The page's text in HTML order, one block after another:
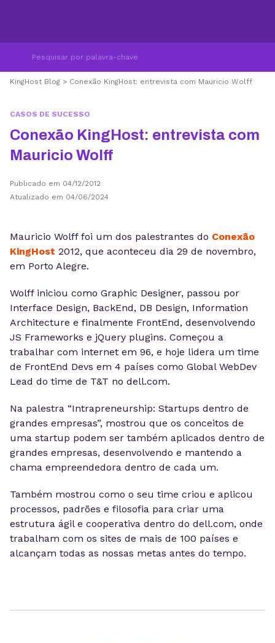
KingHost Blog > Conexão KingHost: entrevista com Mauricio Wolff
CASOS DE SUCESSO
Conexão KingHost: entrevista com
Mauricio Wolff
Publicado em 04/12/2012
Atualizado em 04/06/2024
Mauricio Wolff foi um dos palestrantes do Conexão
KingHost 2012, que aconteceu dia 29 de novembro,
em Porto Alegre.
Wolff iniciou como Graphic Designer, passou por
Interface Design, BackEnd, DB Design, Information
Architecture e finalmente FrontEnd, desenvolvendo
JS Frameworks e jQuery plugins. Começou a
trabalhar com internet em 96, e hoje lidera um time
de FrontEnd Devs em 4 países como Global WebDev
Lead do time de T&T no dell.com.
Na palestra “Intrapreneurship: Startups dentro de
grandes empresas”, mostrou que os conceitos de
uma startup podem ser também aplicados dentro de
grandes empresas, desenvolvendo e mantendo a
chama empreendedora dentro de cada um.
Também mostrou como o seu time criou e aplicou
processos, padrões e filosofia para criar uma
estrutura ágil e cooperativa dentro do dell.com, onde
trabalham com os sites de mais de 100 países e
alcançam todas as nossas metas antes do tempo.